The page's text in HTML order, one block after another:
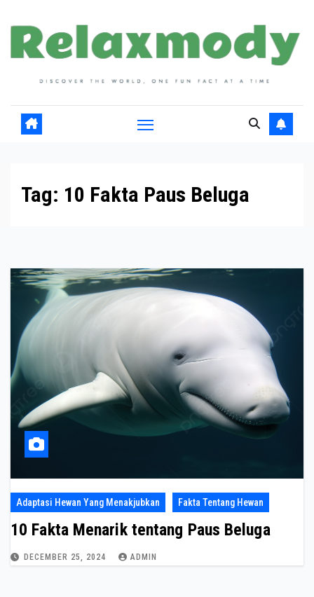
content
Tag: 10 Fakta Paus Beluga
Adaptasi Hewan Yang Menakjubkan Fakta Tentang Hewan
10 Fakta Menarik tentang Paus Beluga
DECEMBER 25, 2024 ADMIN